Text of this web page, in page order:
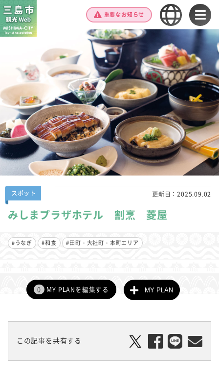
重要なお知らせ
スポット 更新日：2025.09.02
みしまプラザホテル 割烹 菱屋
#うなぎ #和食 #田町・大社町・本町エリア
MY PLAN
0 MY PLANを編集する
この記事を共有する